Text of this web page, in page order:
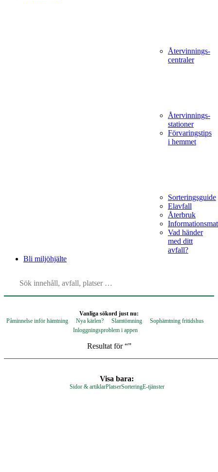
Återvinnings­
centraler
Återvinnings­
stationer
Förvaringstips
i hemmet
Sorteringsguide
Elavfall
Återbruk
Vad händer
med ditt
avfall?
Bli miljöhjälte
Vanliga sökord just nu:
Påminnelse inför hämtning
Nya kärlen? Slamtömning
Sophämtning fritidshus
Inloggningsproblem i appen
Resultat för “”
Visa bara:
Sidor & artiklarPlatserSorteringE-tjänster